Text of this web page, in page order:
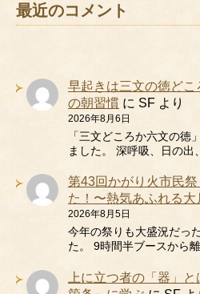
最近のコメント
早起きは三文の徳ど
の朝習慣 に SF より
2026年8月6日
「三文どころか六文の徳
ました。 深呼吸、日の出
第43回かがり火市民
た！〜熱気あふれる大
2026年8月5日
今年の祭りも大盛況だっ
た。 9時間半ブースから
上に立つ者の「器」